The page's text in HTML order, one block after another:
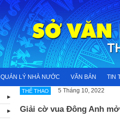
QUẢN LÝ NHÀ NƯỚC VĂN BẢN TIN
THỂ THAO 5 Tháng 10, 2022
Giải cờ vua Đông Anh